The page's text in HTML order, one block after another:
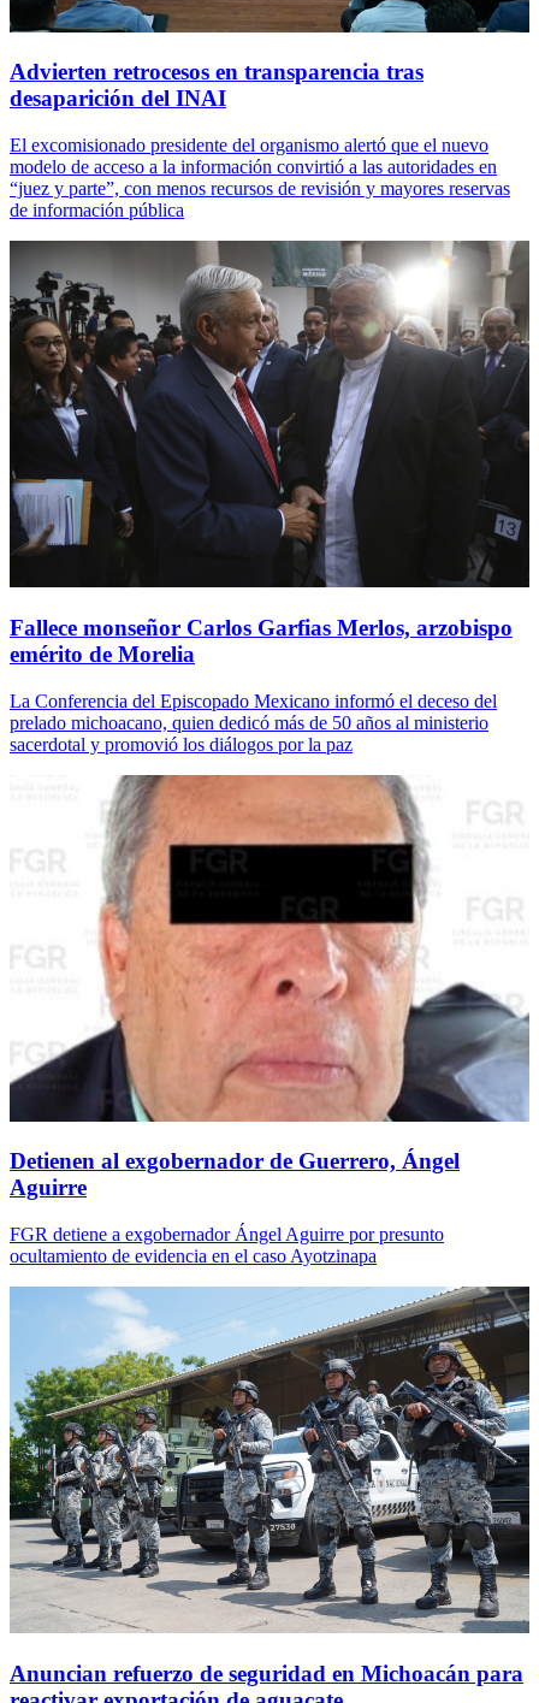
Advierten retrocesos en transparencia tras
desaparición del INAI
El excomisionado presidente del organismo alertó que el nuevo
modelo de acceso a la información convirtió a las autoridades en
“juez y parte”, con menos recursos de revisión y mayores reservas
de información pública
Fallece monseñor Carlos Garfias Merlos, arzobispo
emérito de Morelia
La Conferencia del Episcopado Mexicano informó el deceso del
prelado michoacano, quien dedicó más de 50 años al ministerio
sacerdotal y promovió los diálogos por la paz
Detienen al exgobernador de Guerrero, Ángel
Aguirre
FGR detiene a exgobernador Ángel Aguirre por presunto
ocultamiento de evidencia en el caso Ayotzinapa
Anuncian refuerzo de seguridad en Michoacán para